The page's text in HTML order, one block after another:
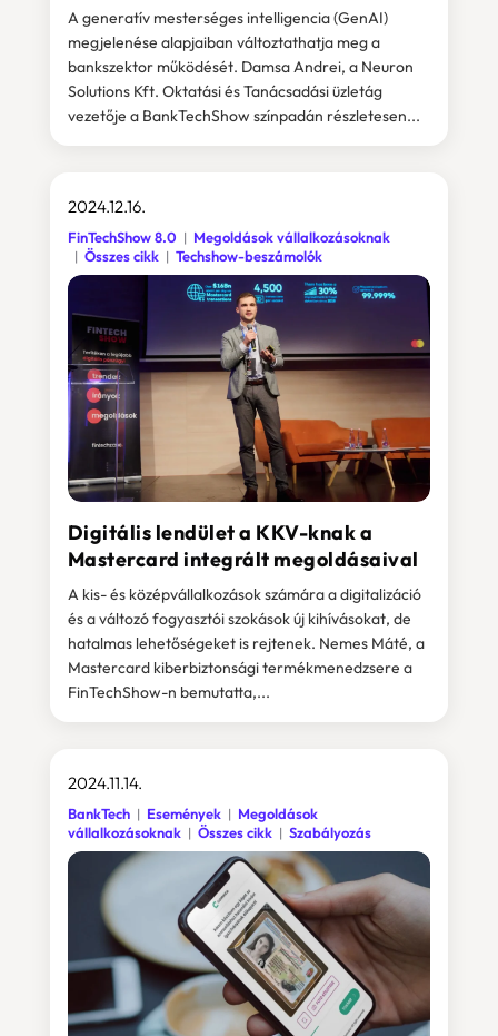
A generatív mesterséges intelligencia (GenAI)
megjelenése alapjaiban változtathatja meg a
bankszektor működését. Damsa Andrei, a Neuron
Solutions Kft. Oktatási és Tanácsadási üzletág
vezetője a BankTechShow színpadán részletesen...
Digitális lendület a KKV-knak a
Mastercard integrált megoldásaival
2024.12.16.
FinTechShow 8.0
Megoldások vállalkozásoknak
Összes cikk
Techshow-beszámolók
A kis- és középvállalkozások számára a digitalizáció
és a változó fogyasztói szokások új kihívásokat, de
hatalmas lehetőségeket is rejtenek. Nemes Máté, a
Mastercard kiberbiztonsági termékmenedzsere a
FinTechShow-n bemutatta,...
2024.11.14.
BankTech Események
Megoldások
vállalkozásoknak
Összes cikk Szabályozás